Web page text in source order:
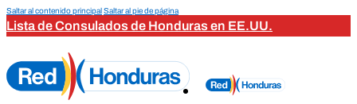
Saltar al contenido principalSaltar al pie de página
Lista de Consulados de Honduras en EE.UU.